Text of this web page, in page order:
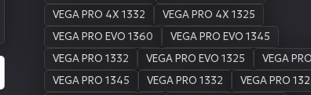
VEGA PRO 4X 1332
VEGA PRO 4X 1325
VEGA PRO EVO 1360
VEGA PRO EVO 1345
VEGA PRO 1332
VEGA PRO EVO 1325
VEGA
VEGA PRO 1345
VEGA PRO 1332
VEGA PRO